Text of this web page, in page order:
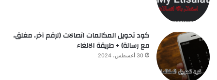
كود تحويل المكالمات اتصالات (لرقم آخر، مغلق،
مع رسالة) + طريقة الالغاء
30 أغسطس، 2024